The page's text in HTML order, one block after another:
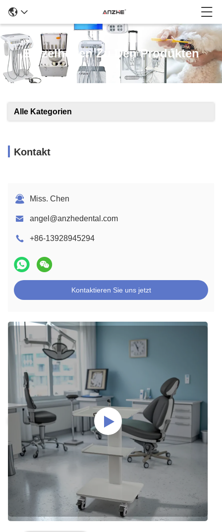
Einzelheiten Zu Den Produkten
Alle Kategorien
Kontakt
Miss. Chen
angel@anzhedental.com
+86-13928945294
Kontaktieren Sie uns jetzt